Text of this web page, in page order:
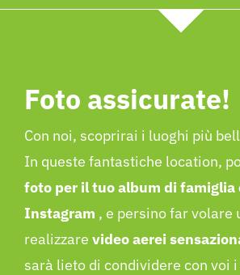
Foto assicurate!
Con noi, scoprirai i luoghi più
In queste fantastiche location,
foto per il tuo album di famiglia
Instagram , e persino far volare
realizzare video aerei
sarà lieto di condividere con voi